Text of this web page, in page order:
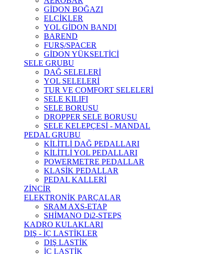
GİDON BOĞAZI
ELCİKLER
YOL GİDON BANDI
BAREND
FURŞ/SPACER
GİDON YÜKSELTİCİ
SELE GRUBU
DAĞ SELELERİ
YOL SELELERİ
TUR VE COMFORT SELELERİ
SELE KILIFI
SELE BORUSU
DROPPER SELE BORUSU
SELE KELEPÇESİ - MANDAL
PEDAL GRUBU
KİLİTLİ DAĞ PEDALLARI
KİLİTLİ YOL PEDALLARI
POWERMETRE PEDALLAR
KLASİK PEDALLAR
PEDAL KALLERİ
ZİNCİR
ELEKTRONİK PARÇALAR
SRAM AXS-ETAP
SHİMANO Di2-STEPS
KADRO KULAKLARI
DIŞ - İÇ LASTİKLER
DIŞ LASTİK
İÇ LASTİK